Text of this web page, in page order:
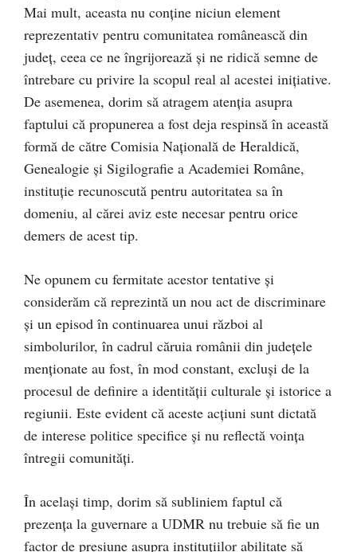
Mai mult, aceasta nu conține niciun element
reprezentativ pentru comunitatea românească din
județ, ceea ce ne îngrijorează și ne ridică semne de
întrebare cu privire la scopul real al acestei inițiative.
De asemenea, dorim să atragem atenția asupra
faptului că propunerea a fost deja respinsă în această
formă de către Comisia Națională de Heraldică,
Genealogie și Sigilografie a Academiei Române,
instituție recunoscută pentru autoritatea sa în
domeniu, al cărei aviz este necesar pentru orice
demers de acest tip.
Ne opunem cu fermitate acestor tentative și
considerăm că reprezintă un nou act de discriminare
și un episod în continuarea unui război al
simbolurilor, în cadrul căruia românii din județele
menționate au fost, în mod constant, excluși de la
procesul de definire a identității culturale și istorice a
regiunii. Este evident că aceste acțiuni sunt dictată
de interese politice specifice și nu reflectă voința
întregii comunități.
În același timp, dorim să subliniem faptul că
prezența la guvernare a UDMR nu trebuie să fie un
factor de presiune asupra instituțiilor abilitate să